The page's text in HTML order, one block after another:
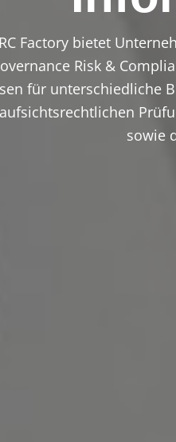
Factory bietet
Risk &
für unterschiedliche
sowie